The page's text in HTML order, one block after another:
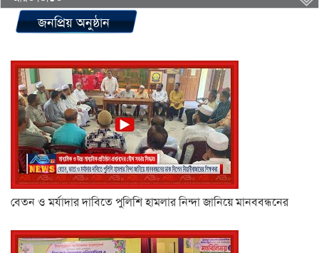
জনপ্রিয় অনুষ্ঠান
বেতন ও মর্যাদার দাবিতে পুলিশি হামলার নিন্দা জানিয়ে মানববন্ধনের